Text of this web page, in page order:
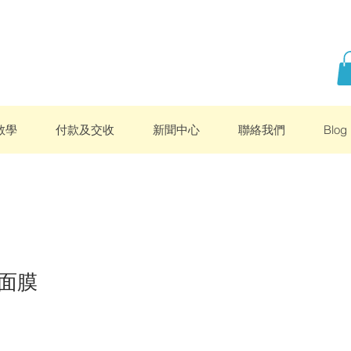
學 付款及交收 新聞中心 聯絡我們 Blog
膜